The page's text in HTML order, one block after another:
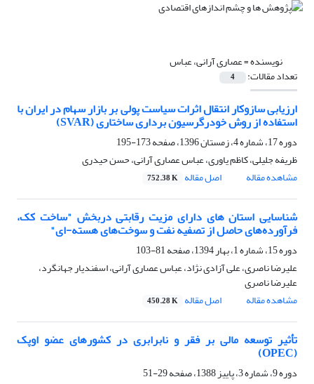
نویسنده =عصاری آرانی، عباس
تعداد مقالات: 4
ارزیابی سازوکار انتقال اثرات سیاست پولی بر بازار سهام در ایران با
استفاده از روش خودرگرسیون برداری ساختاری (SVAR)
دوره 17، شماره 4، زمستان 1396، صفحه
173-195
ظریفه جلیلی، کاظم یاوری، عباس عصاری آرانی، حسن حیدری
مشاهده مقاله
اصل مقاله 752.38 K
شناسایی استان های دارای مزیت رقابتی دربخش "ساخت کک،
فرآورده‌های حاصل از تصفیه نفت و سوخت‌های هسته-ای"
دوره 15، شماره 1، بهار 1394، صفحه
81-103
علیرضا ناصری، علی آزادی نژاد، عباس عصاری آرانی، اسفندیار جهانگرد،
علیرضا ناصری
مشاهده مقاله
اصل مقاله 450.28 K
تأثیر توسعه مالی بر فقر و نابرابری در کشورهای عضو اوپک
(OPEC)
دوره 9، شماره 3، پاییز 1388، صفحه
29-51